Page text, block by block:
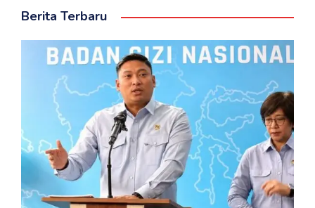
Berita Terbaru